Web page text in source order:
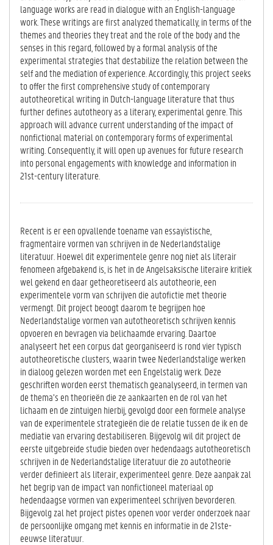
language works are read in dialogue with an English-language
work. These writings are first analyzed thematically, in terms of the
themes and theories they treat and the role of the body and the
senses in this regard, followed by a formal analysis of the
experimental strategies that destabilize the relation between the
self and the mediation of experience. Accordingly, this project seeks
to offer the first comprehensive study of contemporary
autotheoretical writing in Dutch-language literature that thus
further defines autotheory as a literary, experimental genre. This
approach will advance current understanding of the impact of
nonfictional material on contemporary forms of experimental
writing. Consequently, it will open up avenues for future research
into personal engagements with knowledge and information in
21st-century literature.
Recent is er een opvallende toename van essayistische,
fragmentaire vormen van schrijven in de Nederlandstalige
literatuur. Hoewel dit experimentele genre nog niet als literair
fenomeen afgebakend is, is het in de Angelsaksische literaire kritiek
wel gekend en daar getheoretiseerd als autotheorie, een
experimentele vorm van schrijven die autofictie met theorie
vermengt. Dit project beoogt daarom te begrijpen hoe
Nederlandstalige vormen van autotheoretisch schrijven kennis
opvoeren en bevragen via belichaamde ervaring. Daartoe
analyseert het een corpus dat georganiseerd is rond vier typisch
autotheoretische clusters, waarin twee Nederlandstalige werken
in dialoog gelezen worden met een Engelstalig werk. Deze
geschriften worden eerst thematisch geanalyseerd, in termen van
de thema’s en theorieën die ze aankaarten en de rol van het
lichaam en de zintuigen hierbij, gevolgd door een formele analyse
van de experimentele strategieën die de relatie tussen de ik en de
mediatie van ervaring destabiliseren. Bijgevolg wil dit project de
eerste uitgebreide studie bieden over hedendaags autotheoretisch
schrijven in de Nederlandstalige literatuur die zo autotheorie
verder definieert als literair, experimenteel genre. Deze aanpak zal
het begrip van de impact van nonfictioneel materiaal op
hedendaagse vormen van experimenteel schrijven bevorderen.
Bijgevolg zal het project pistes openen voor verder onderzoek naar
de persoonlijke omgang met kennis en informatie in de 21ste-
eeuwse literatuur.